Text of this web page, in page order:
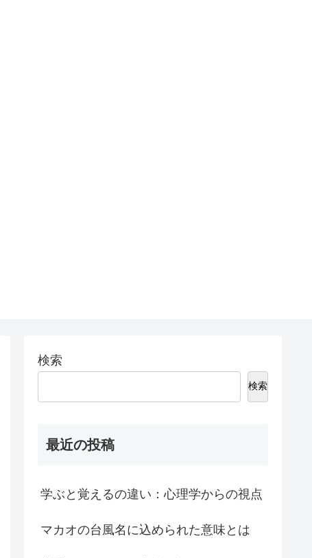
検索
検索
最近の投稿
学ぶと覚えるの違い：心理学からの視点
マカオの台風名に込められた意味とは